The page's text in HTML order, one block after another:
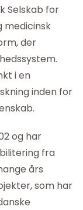
Selskab for
medicinsk
der
i en
inden for
og har
fra
års
som har